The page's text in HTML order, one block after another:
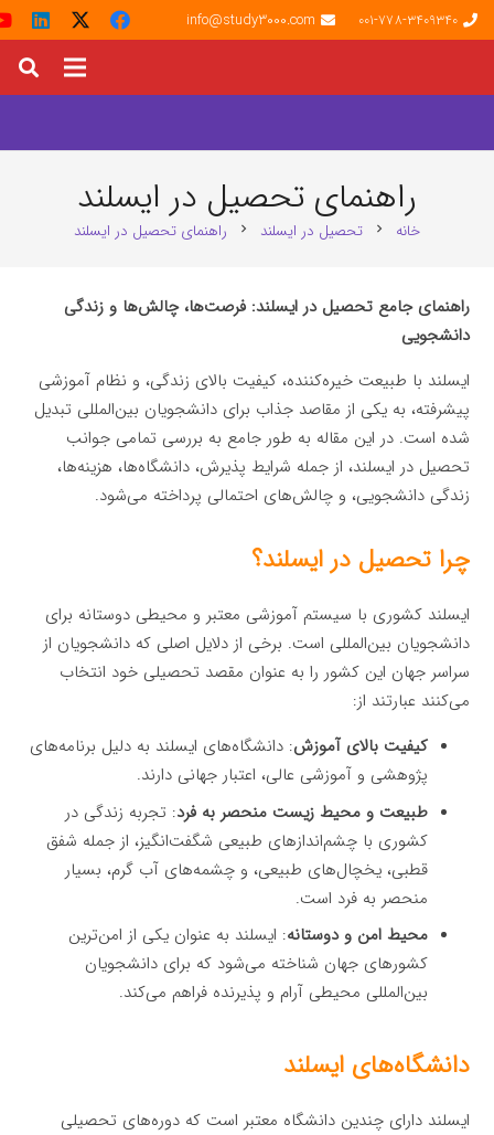
001-778-3409340
info@study3000.com
راهنمای تحصیل در ایسلند
خانه chevron_right تحصیل در ایسلند chevron_right راهنمای تحصیل در ایسلند
راهنمای جامع تحصیل در ایسلند: فرصت‌ها، چالش‌ها و زندگی
دانشجویی
ایسلند با طبیعت خیره‌کننده، کیفیت بالای زندگی، و نظام آموزشی
پیشرفته، به یکی از مقاصد جذاب برای دانشجویان بین‌المللی تبدیل
شده است. در این مقاله به طور جامع به بررسی تمامی جوانب
تحصیل در ایسلند، از جمله شرایط پذیرش، دانشگاه‌ها، هزینه‌ها،
زندگی دانشجویی، و چالش‌های احتمالی پرداخته می‌شود.
چرا تحصیل در ایسلند؟
ایسلند کشوری با سیستم آموزشی معتبر و محیطی دوستانه برای
دانشجویان بین‌المللی است. برخی از دلایل اصلی که دانشجویان از
سراسر جهان این کشور را به عنوان مقصد تحصیلی خود انتخاب
می‌کنند عبارتند از:
کیفیت بالای آموزش: دانشگاه‌های ایسلند به دلیل برنامه‌های
پژوهشی و آموزشی عالی، اعتبار جهانی دارند.
طبیعت و محیط زیست منحصر به فرد: تجربه زندگی در
کشوری با چشم‌اندازهای طبیعی شگفت‌انگیز، از جمله شفق
قطبی، یخچال‌های طبیعی، و چشمه‌های آب گرم، بسیار
منحصر به فرد است.
محیط امن و دوستانه: ایسلند به عنوان یکی از امن‌ترین
کشورهای جهان شناخته می‌شود که برای دانشجویان
بین‌المللی محیطی آرام و پذیرنده فراهم می‌کند.
دانشگاه‌های ایسلند
ایسلند دارای چندین دانشگاه معتبر است که دوره‌های تحصیلی